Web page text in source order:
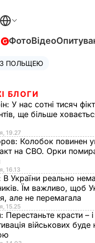
ФотоВідео
ПОЛЬЩЕЮ
БЛОГИ
У нас сотні тисяч
ще більше
19.27
Колобок повинен
на СВО. Орки
16.13
В України реально
Їм важливо, щоб
але не перемагала
15.25
Перестаньте красти – і
військових буде